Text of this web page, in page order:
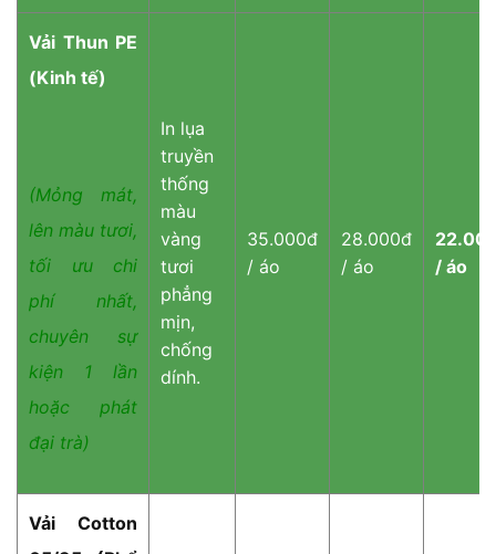
Vải Thun PE
(Kinh tế)
(Mỏng mát,
lên màu tươi,
tối ưu chi
phí nhất,
chuyên sự
kiện 1 lần
hoặc phát
đại trà)
In lụa
truyền
thống
màu
vàng
tươi
phẳng
mịn,
chống
dính.
35.000đ
/ áo
28.000đ
/ áo
/ áo
Vải Cotton